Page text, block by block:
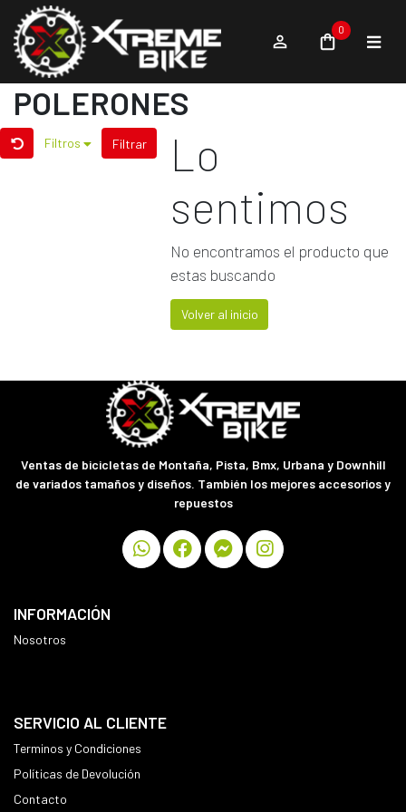
0
POLERONES
Filtros Filtrar
Lo
sentimos
No encontramos el producto que
estas buscando
Volver al inicio
Ventas de bicicletas de Montaña, Pista, Bmx, Urbana y Downhill
de variados tamaños y diseños. También los mejores accesorios y
repuestos
INFORMACIÓN
Nosotros
SERVICIO AL CLIENTE
Terminos y Condiciones
Políticas de Devolución
Contacto